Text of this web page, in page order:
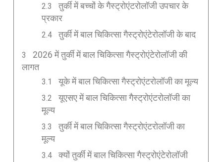
तुर्की में बच्चों के गैस्ट्रोएंटरोलॉजी उपचार के
प्रकार
तुर्की में बाल चिकित्सा गैस्ट्रोएंटेरोलॉजी के बाद
2026 में तुर्की में बाल चिकित्सा गैस्ट्रोएंटेरोलॉजी की
लागत
यूके में बाल चिकित्सा गैस्ट्रोएंटरोलॉजी का मूल्य
यूएसए में बाल चिकित्सा गैस्ट्रोएंटरोलॉजी का
मूल्य
तुर्की में बाल चिकित्सा गैस्ट्रोएंटरोलॉजी का
मूल्य
क्यों तुर्की में बाल चिकित्सा गैस्ट्रोएंटेरोलॉजी